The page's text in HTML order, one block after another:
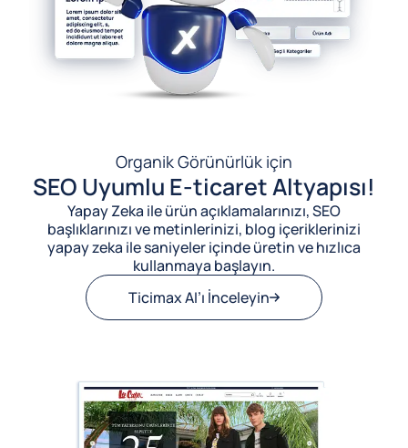
Organik Görünürlük için
SEO Uyumlu E-ticaret Altyapısı!
Yapay Zeka ile ürün açıklamalarınızı, SEO
başlıklarınızı ve metinlerinizi, blog içeriklerinizi
yapay zeka ile saniyeler içinde üretin ve hızlıca
kullanmaya başlayın.
Ticimax AI’ı İnceleyin